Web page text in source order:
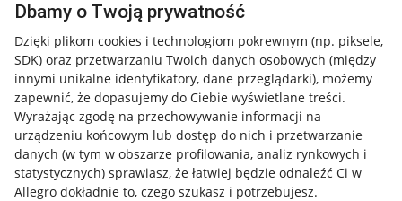
Dbamy o Twoją prywatność
Dzięki plikom cookies i technologiom pokrewnym (np. piksele,
SDK) oraz przetwarzaniu Twoich danych osobowych (między
innymi unikalne identyfikatory, dane przeglądarki), możemy
zapewnić, że dopasujemy do Ciebie wyświetlane treści.
Wyrażając zgodę na przechowywanie informacji na
urządzeniu końcowym lub dostęp do nich i przetwarzanie
danych (w tym w obszarze profilowania, analiz rynkowych i
statystycznych) sprawiasz, że łatwiej będzie odnaleźć Ci w
Allegro dokładnie to, czego szukasz i potrzebujesz.